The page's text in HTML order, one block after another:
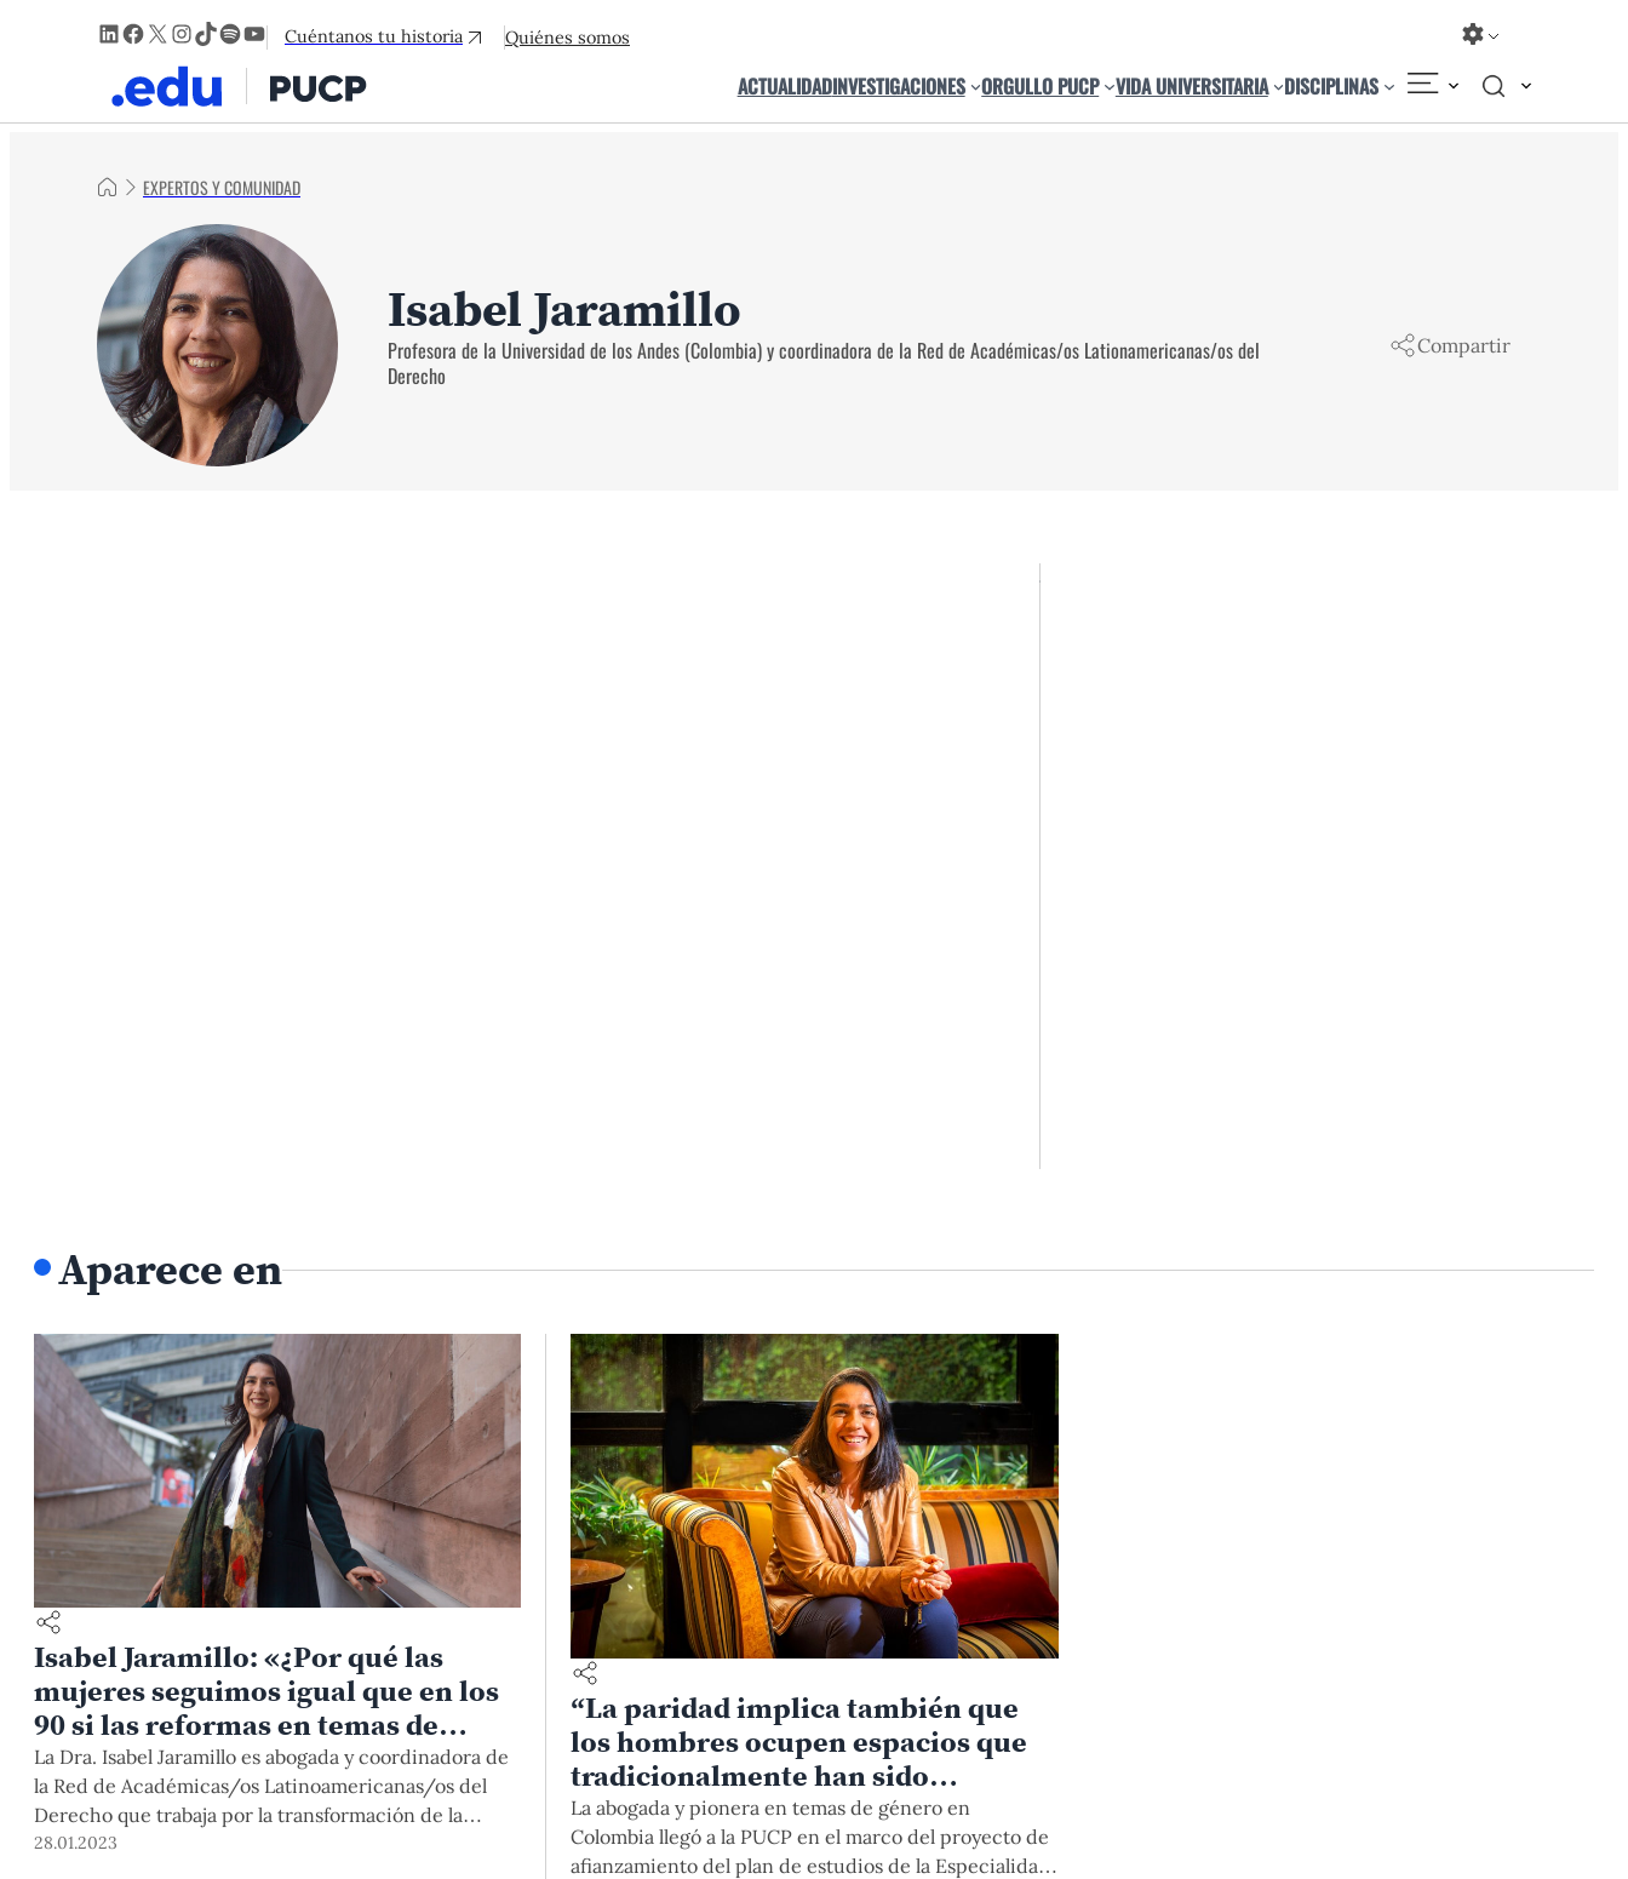
LinkedIn
Facebook
X Instagram
TikTok
Spotify
YouTube
Cuéntanos tu historia Quiénes somos
ACTUALIDADINVESTIGACIONES ORGULLO PUCP VIDA UNIVERSITARIA DISCIPLINAS
EXPERTOS Y COMUNIDAD
Isabel Jaramillo
Profesora de la Universidad de los Andes (Colombia) y coordinadora de la Red de Académicas/os Lationamericanas/os del
Derecho
Compartir
Aparece en
Isabel Jaramillo: «¿Por qué las
mujeres seguimos igual que en los
90 si las reformas en temas de
género, aparentemente, se
aprueban?»
La Dra. Isabel Jaramillo es abogada y coordinadora de
la Red de Académicas/os Latinoamericanas/os del
Derecho que trabaja por la transformación de la
educación legal para la igualdad, y la justicia de
28.01.2023
“La paridad implica también que
los hombres ocupen espacios que
tradicionalmente han sido
ocupados por mujeres”
La abogada y pionera en temas de género en
Colombia llegó a la PUCP en el marco del proyecto de
afianzamiento del plan de estudios de la Especialidad